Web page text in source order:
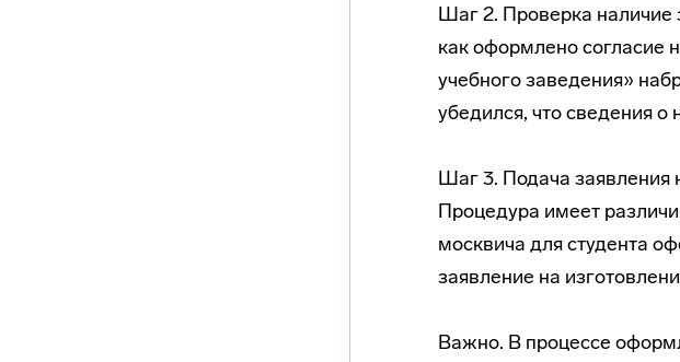
Шаг 2. Проверка наличие
как оформлено согласие
учебного заведения»
убедился, что сведения
Шаг 3. Подача заявления
Процедура имеет
москвича для студента
заявление на
Важно. В процессе